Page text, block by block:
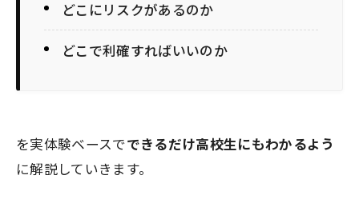
どこにリスクがあるのか
どこで利確すればいいのか
を実体験ベースでできるだけ高校生にもわかるよう
に解説していきます。